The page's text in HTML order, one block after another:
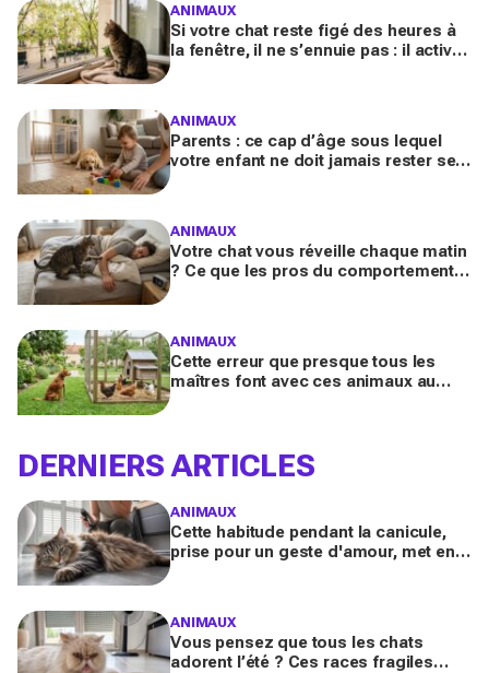
ANIMAUX
Si votre chat reste figé des heures à
la fenêtre, il ne s’ennuie pas : il active
ANIMAUX
Parents : ce cap d’âge sous lequel
votre enfant ne doit jamais rester seul
ANIMAUX
Votre chat vous réveille chaque matin
? Ce que les pros du comportement
ANIMAUX
Cette erreur que presque tous les
maîtres font avec ces animaux au
DERNIERS ARTICLES
ANIMAUX
Cette habitude pendant la canicule,
prise pour un geste d'amour, met en
ANIMAUX
Vous pensez que tous les chats
adorent l’été ? Ces races fragiles